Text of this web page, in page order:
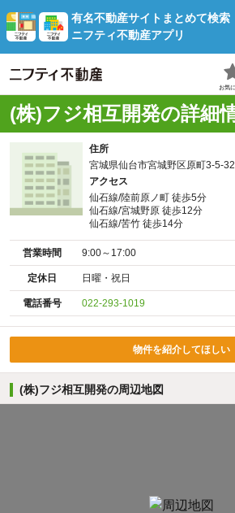
有名不動産サイトまとめて検索
ニフティ不動産アプリ
お気
(株)フジ相互開発の詳細
住所
宮城県仙台市宮城野区原町3-5-
アクセス
仙石線/陸前原ノ町 徒歩5分
仙石線/宮城野原 徒歩12分
仙石線/苦竹 徒歩14分
営業時間 9:00～17:00
定休日 日曜・祝日
電話番号 022-293-1019
物件を紹介してほしい
(株)フジ相互開発の周辺地図